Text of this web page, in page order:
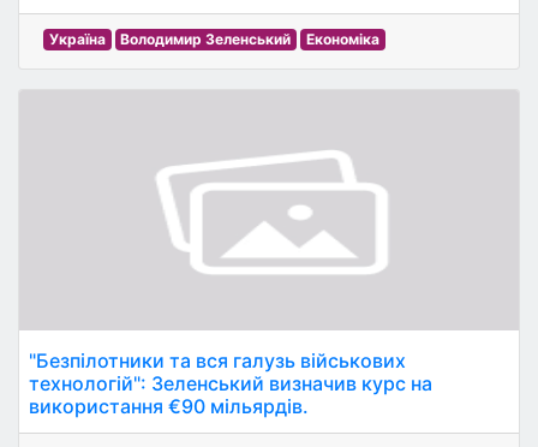
Україна Володимир Зеленський Економіка
"Безпілотники та вся галузь військових
технологій": Зеленський визначив курс на
використання €90 мільярдів.